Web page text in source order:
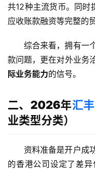
共12种主流货币。同时
应收账款融资等完整的
综合来看，拥有一
款问题，更在对外业务
际业务能力的信号。
二、2026年汇
业类型分类）
资料准备是开户成
的香港公司设定了差